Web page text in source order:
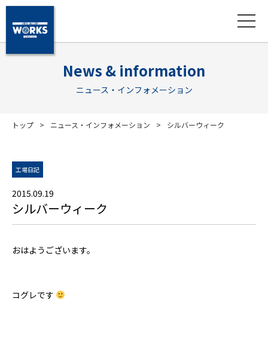
News & information
ニュース・インフォメーション
トップ ニュース・インフォメーション シルバーウィーク
工場日記
2015.09.19
シルバーウィーク
おはようございます。
コグレです